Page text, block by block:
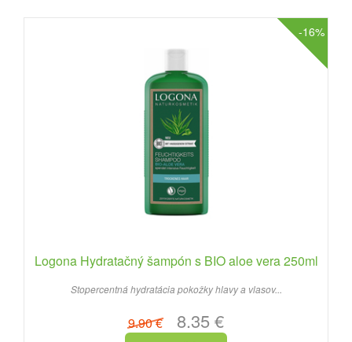
-16%
Logona Hydratačný šampón s BIO aloe vera 250ml
Stopercentná hydratácia pokožky hlavy a vlasov...
9.90 €8.35 €